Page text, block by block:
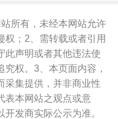
所有，未经本网站允许
权；2、需转载或者引用
此声明或者其他违法使
权。3、本页面内容，
采集提供，并非商业性
表本网站之观点或意
发商实际公示为准。